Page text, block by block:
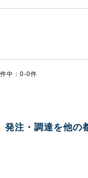
中：0-0件
発注・調達を他の